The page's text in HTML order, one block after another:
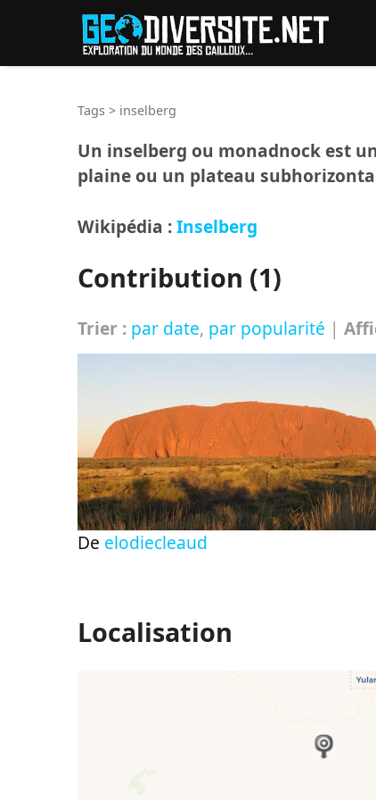
Tags > inselberg
Un inselberg ou monadnock est
plaine ou un plateau
Wikipédia :Inselberg
Contribution (1)
Trier : par date, par popularité |
De elodiecleaud
Localisation